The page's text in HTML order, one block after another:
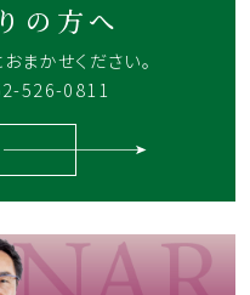
の方へ
おまかせください。
526-0811